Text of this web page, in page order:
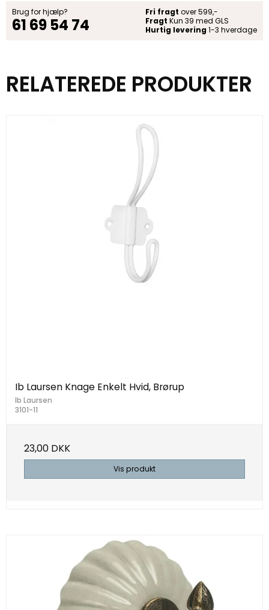
Brug for hjælp?
61 69 54 74
Fri fragt over 599,-
Fragt Kun 39 med GLS
Hurtig levering 1-3 hverdage
RELATEREDE PRODUKTER
Ib Laursen Knage Enkelt Hvid, Brørup
Ib Laursen
3101-11
23,00 DKK
Vis produkt